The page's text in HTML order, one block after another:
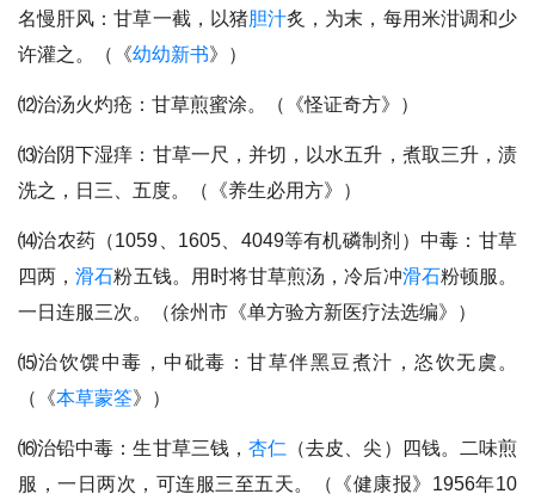
名慢肝风：甘草一截，以猪胆汁炙，为末，每用米泔调和少
许灌之。（《幼幼新书》）
⑿治汤火灼疮：甘草煎蜜涂。（《怪证奇方》）
⒀治阴下湿痒：甘草一尺，并切，以水五升，煮取三升，渍
洗之，日三、五度。（《养生必用方》）
⒁治农药（1059、1605、4049等有机磷制剂）中毒：甘草
四两，滑石粉五钱。用时将甘草煎汤，冷后冲滑石粉顿服。
一日连服三次。（徐州市《单方验方新医疗法选编》）
⒂治饮馔中毒，中砒毒：甘草伴黑豆煮汁，恣饮无虞。
（《本草蒙筌》）
⒃治铅中毒：生甘草三钱， 杏仁 （去皮、尖）四钱。二味煎
服，一日两次，可连服三至五天。（《健康报》1956年10